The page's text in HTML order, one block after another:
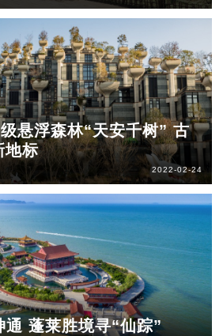
悬浮森林“天安千树” 古
地标
2022-02-24
通 蓬莱胜境寻“仙踪”